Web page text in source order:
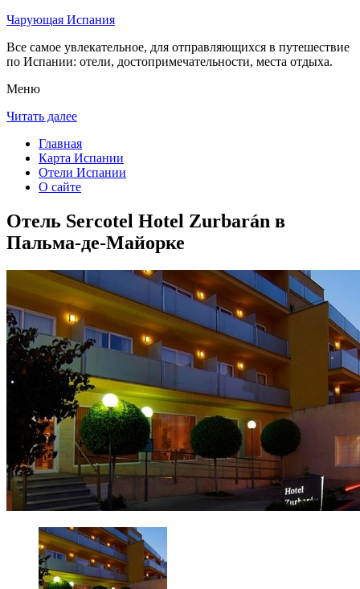
Чарующая Испания
Все самое увлекательное, для отправляющихся в путешествие
по Испании: отели, достопримечательности, места отдыха.
Меню
Читать далее
Главная
Карта Испании
Отели Испании
О сайте
Отель Sercotel Hotel Zurbarán в
Пальма-де-Майорке